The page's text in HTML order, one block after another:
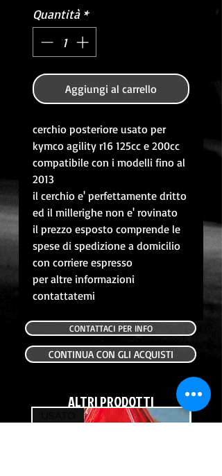
Quantità *
Aggiungi al carrello
cerchio posteriore usato per
kymco agility r16 125cc e 200cc
compatibile con i modelli fino al
2013
il cerchio e' perfettamente dritto
ed il millerighe non e' rovinato
il prezzo esposto comprende le
spese di spedizione a domicilio
con corriere espresso
per altre informazioni
contattatemi
CONTATTACI PER INFO
CONTINUA CON GLI ACQUISTI
ALTRI PRODOTTI